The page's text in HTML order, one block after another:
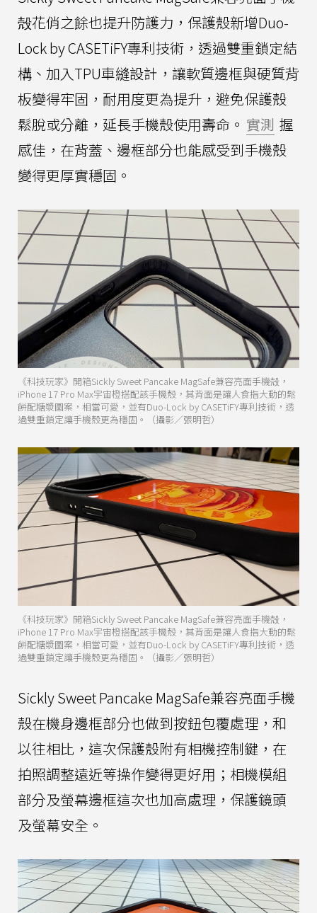
殻花俏之餘也提升防護力，保護殼新增Duo-
Lock by CASETiFY專利技術，透過雙重鎖定結
構、加入TPU車縫設計，讓軟質邊框與硬質背
板變得牢固，耐用度更為提升，避免保護殼
鬆脫或分離，延長手機殼使用壽命。 實測 握
感佳，在背蓋、邊框部分也能感受到手機殼
變得更厚實穩固。
《科技玩家》開箱Sickly Sweet Pancake MagSafe兼容亮面手機殻，
iPhone 17 Pro Max宇宙橙搭配該手機殼，其背面是讓人食指大動的鬆
餅配糖漿圖案，相當可愛，並有Duo-Lock by CASETiFY專利技術，透
過雙重鎖定讓手機殼更為穩固。（攝影／張明哲）
《科技玩家》開箱Sickly Sweet Pancake MagSafe兼容亮面手機殻，
iPhone 17 Pro Max宇宙橙搭配該手機殼，其背面是讓人食指大動的鬆
餅配糖漿圖案，相當可愛，並有Duo-Lock by CASETiFY專利技術，透
過雙重鎖定讓手機殼更為穩固。（攝影／張明哲）
Sickly Sweet Pancake MagSafe兼容亮面手機
殼在機身邊框部分也做到按鈕包覆處理，和
以往相比，這次保護殼附有相機控制鍵，在
拍照調整遠近等操作變得更好用；相機模組
部分及螢幕邊框這次也加高處理，保護鏡頭
及螢幕安全。